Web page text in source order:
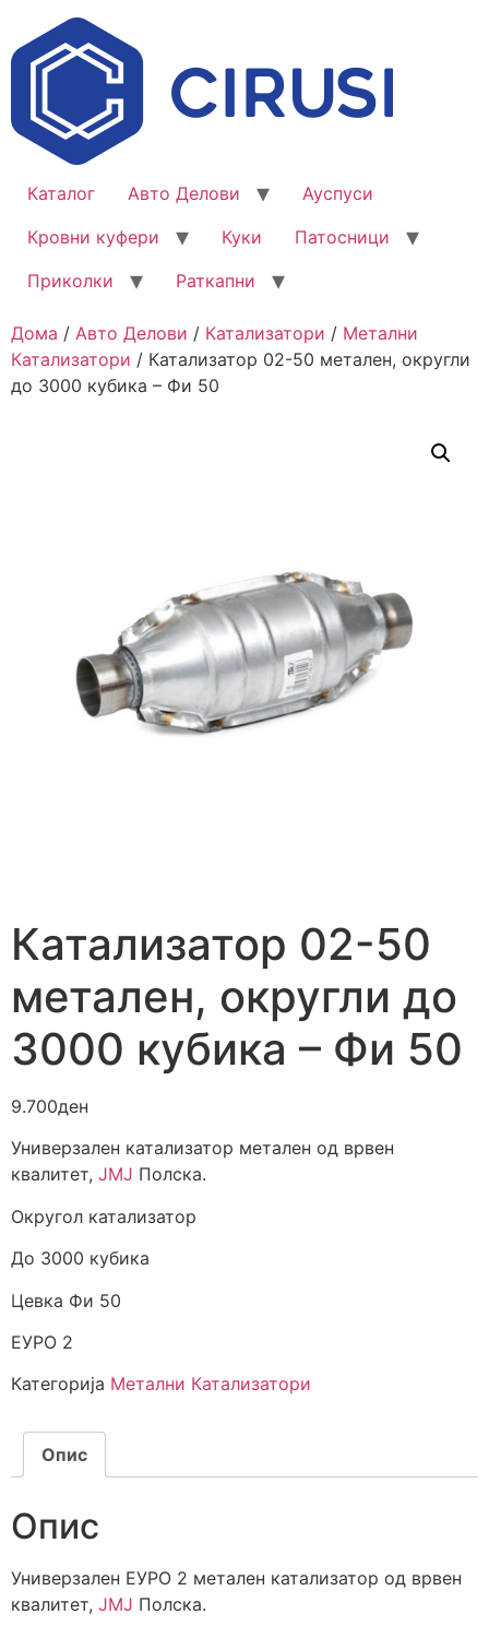
Каталог Авто Делови
Ауспуси
Кровни куфери
Куки
Патосници
Приколки
Раткапни
Дома / Авто Делови / Катализатори / Метални
Катализатори / Катализатор 02-50 метален, округли
до 3000 кубика – Фи 50
Катализатор 02-50
метален, округли до
3000 кубика – Фи 50
9.700ден
Универзален катализатор метален од врвен
квалитет, JMJ Полска.
Округол катализатор
До 3000 кубика
Цевка Фи 50
ЕУРО 2
Категорија Метални Катализатори
Опис
Опис
Универзален ЕУРО 2 метален катализатор од врвен
квалитет, JMJ Полска.